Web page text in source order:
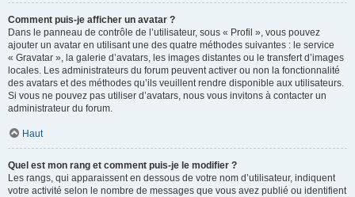
Comment puis-je afficher un avatar ?
Dans le panneau de contrôle de l’utilisateur, sous « Profil », vous pouvez
ajouter un avatar en utilisant une des quatre méthodes suivantes : le service
« Gravatar », la galerie d’avatars, les images distantes ou le transfert d’images
locales. Les administrateurs du forum peuvent activer ou non la fonctionnalité
des avatars et des méthodes qu’ils veuillent rendre disponible aux utilisateurs.
Si vous ne pouvez pas utiliser d’avatars, nous vous invitons à contacter un
administrateur du forum.
Haut
Quel est mon rang et comment puis-je le modifier ?
Les rangs, qui apparaissent en dessous de votre nom d’utilisateur, indiquent
votre activité selon le nombre de messages que vous avez publié ou identifient